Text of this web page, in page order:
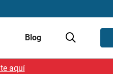
Blog
aquí